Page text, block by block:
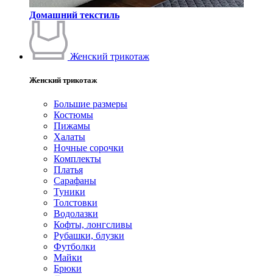
Домашний текстиль
Женский трикотаж
Женский трикотаж
Большие размеры
Костюмы
Пижамы
Халаты
Ночные сорочки
Комплекты
Платья
Сарафаны
Туники
Толстовки
Водолазки
Кофты, лонгсливы
Рубашки, блузки
Футболки
Майки
Брюки